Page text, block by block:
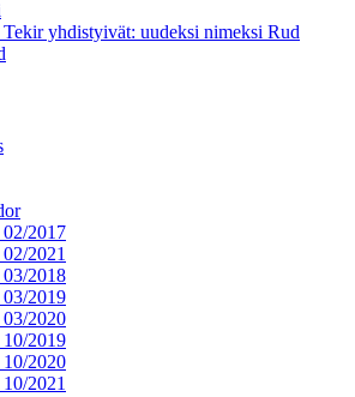
Tekir yhdistyivät: uudeksi nimeksi Rud
2017
2021
2018
2019
2020
2019
2020
2021